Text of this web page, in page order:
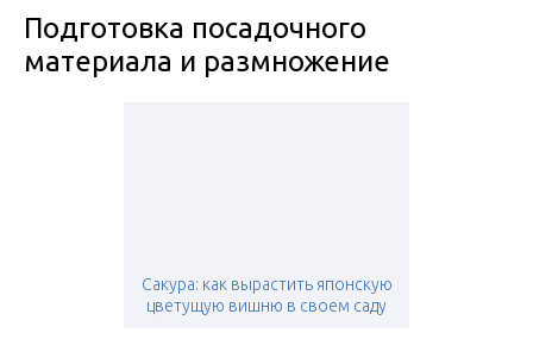
Подготовка посадочного
материала и размножение
Сакура: как вырастить японскую
цветущую вишню в своем саду